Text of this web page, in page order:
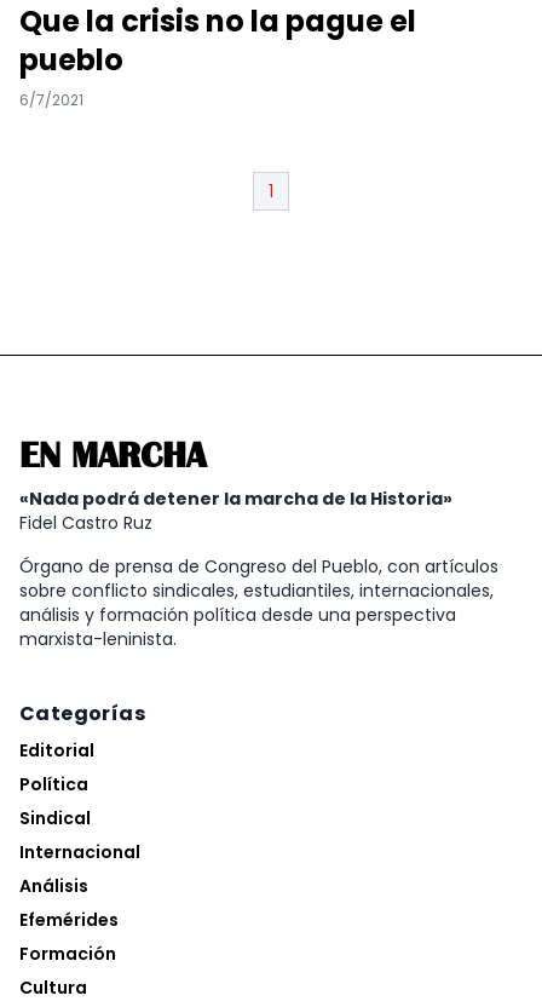
Que la crisis no la pague el
pueblo
6/7/2021
1
EN MARCHA
«Nada podrá detener la marcha de la Historia»
Fidel Castro Ruz
Órgano de prensa de Congreso del Pueblo, con artículos
sobre conflicto sindicales, estudiantiles, internacionales,
análisis y formación política desde una perspectiva
marxista-leninista.
Categorías
Editorial
Política
Sindical
Internacional
Análisis
Efemérides
Formación
Cultura